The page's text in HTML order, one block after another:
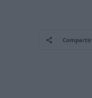
Compartir